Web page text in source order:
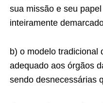
sua missão e seu
inteiramente
b) o modelo tradicional
adequado aos órgãos
sendo desnecessárias